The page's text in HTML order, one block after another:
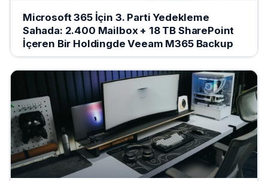
Microsoft 365 İçin 3. Parti Yedekleme
Sahada: 2.400 Mailbox + 18 TB SharePoint
İçeren Bir Holdingde Veeam M365 Backup